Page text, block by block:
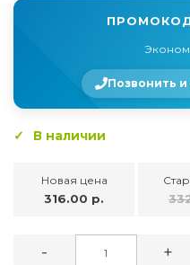
Позвонить и
В наличии
Новая цена
316.00 р.
- +